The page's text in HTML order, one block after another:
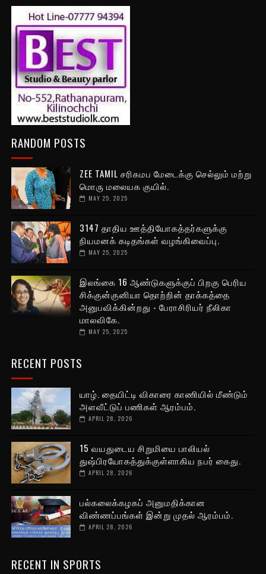
RANDOM POSTS
ZEE TAMIL சரிகமப மேடைக்கு செல்லும் மற்று
மொரு மலையக குயில்.
MAY 25, 2025
3147 தாதிய ஊத்தியோகத்தர்களுக்கு
நியமனக் கடிதங்கள் வழங்கிவைப்பு.
MAY 25, 2025
இலங்கை 16 ஆண்டுகளுக்குப் பிறகு பெரிய
சிக்குன்குனியா தொற்றின் தாக்கத்தை
அனுபவிக்கின்றது - பேராசிரியர் நீலிகா
மாலவிகே.
MAY 25, 2025
RECENT POSTS
யாழ். தையிட்டி விகாரை காணியில் மீண்டும்
அளவீட்டுப் பணிகள் ஆரம்பம்.
APRIL 28, 2026
15 வயதுடைய சிறுமியை பாலியல்
துஷ்பிரயோகத்துக்குள்ளாகிய நபர் கைது.
APRIL 28, 2026
பல்கலைக்கழகப் அனுமதிக்கான
விண்ணப்பங்கள் இன்று முதல் ஆரம்பம்.
APRIL 28, 2026
RECENT IN SPORTS